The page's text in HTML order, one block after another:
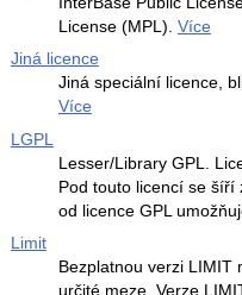
License (MPL). Více
Jiná licence
Jiná speciální licence,
Více
LGPL
Lesser/Library GPL.
Pod touto licencí se šíří
od licence GPL
Limit
Bezplatnou verzi LIMIT
určité meze. Verze